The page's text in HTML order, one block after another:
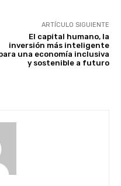
ARTÍCULO SIGUIENTE
El capital humano, la
inversión más inteligente
una economía inclusiva
y sostenible a futuro